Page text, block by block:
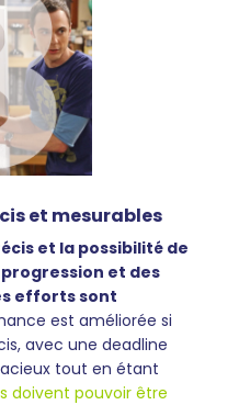
et mesurables
et la possibilité de
et des
efforts sont
est améliorée si
avec une deadline
tout en étant
doivent pouvoir être